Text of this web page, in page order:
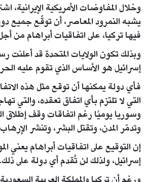
وخلال المفاوضات الأمريكية الإيرانية،
يشبه النمرود المعاصر، أن توقّع جميع
فيها تركيا، على اتفاقيات أبراهام من
وبذلك تكون الولايات المتحدة قد أعلنت
إسرائيل هو الأساس الذي تقوم عليه
فأي دولة يمكنها أن توقع مثل هذه
التي لا تلتزم بأي اتفاق تعقده، والتي
وسوريا يوميًا رغم اتفاقات وقف إطلاق
وتدمّر المدن، وتقتل البشر، وتنشر
إن التوقيع على اتفاقيات أبراهام يعني
إسرائيل، ولذلك لن تُقدم أي دولة على ذلك.